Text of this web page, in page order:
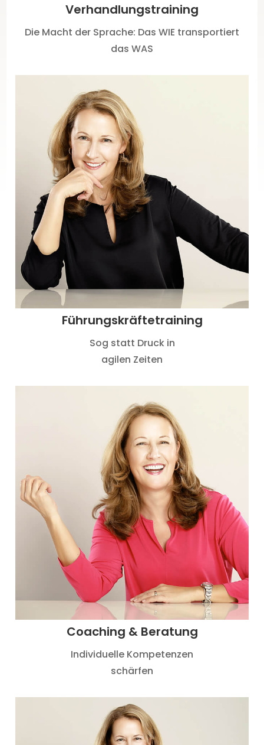
Verhandlungs­training
Die Macht der Sprache: Das WIE transportiert
das WAS
Führungskräftetraining
Sog statt Druck in
agilen Zeiten
Coaching & Beratung
Individuelle Kompetenzen
schärfen